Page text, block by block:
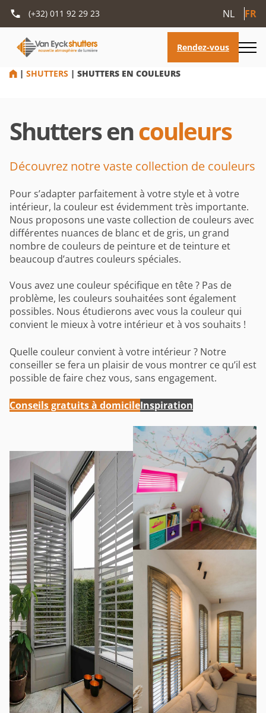
(+32) 011 92 29 23 NL FR
HOME
| SHUTTERS | SHUTTERS EN COULEURS
Shutters encouleurs
Découvrez notre vaste collection de couleurs
Pour s’adapter parfaitement à votre style et à votre
intérieur, la couleur est évidemment très importante.
Nous proposons une vaste collection de couleurs avec
différentes nuances de blanc et de gris, un grand
nombre de couleurs de peinture et de teinture et
beaucoup d’autres couleurs spéciales.
Vous avez une couleur spécifique en tête ? Pas de
problème, les couleurs souhaitées sont également
possibles. Nous étudierons avec vous la couleur qui
convient le mieux à votre intérieur et à vos souhaits !
Quelle couleur convient à votre intérieur ? Notre
conseiller se fera un plaisir de vous montrer ce qu’il est
possible de faire chez vous, sans engagement.
Conseils gratuits à domicileInspiration